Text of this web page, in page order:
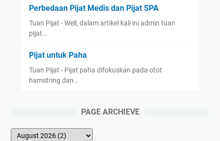
Perbedaan Pijat Medis dan Pijat SPA
Tuan Pijat - Well, dalam artikel kali ini admin tuan
pijat…
Pijat untuk Paha
Tuan Pijat - Pijat paha difokuskan pada otot
hamstring dan…
PAGE ARCHIEVE